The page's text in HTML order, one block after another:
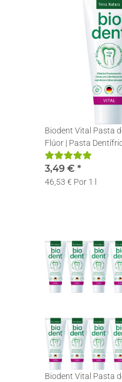
Biodent Vital Pasta
Flúor | Pasta
Natura | 1 x 75ml
3,49 € *
46,53 € Por 1 l
Biodent Vital Pasta